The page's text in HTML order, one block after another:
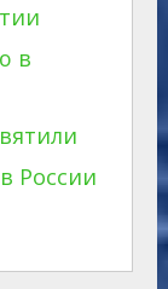
в
России